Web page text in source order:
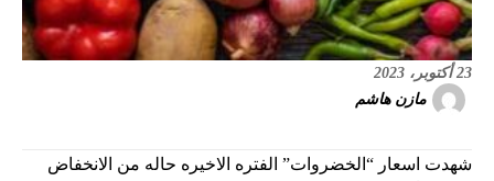
23 أكتوبر، 2023
مازن هاشم
شهدت اسعار “الخضروات” الفتره الاخيره حاله من الانخفاض